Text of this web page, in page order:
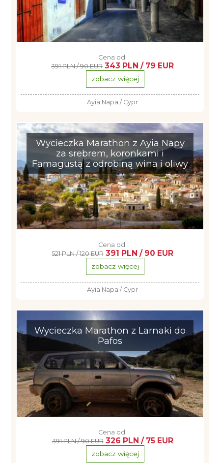
Cena od:
391 PLN / 90 EUR 343 PLN / 79 EUR
zobacz więcej
Ayia Napa / Cypr
Wycieczka Marathon z Ayia Napy
za srebrem, koronkami i
Famagustą z odrobiną wina i oliwy
Cena od:
521 PLN / 120 EUR 391 PLN / 90 EUR
zobacz więcej
Ayia Napa / Cypr
Wycieczka Marathon z Larnaki do
Pafos
Cena od:
391 PLN / 90 EUR 326 PLN / 75 EUR
zobacz więcej